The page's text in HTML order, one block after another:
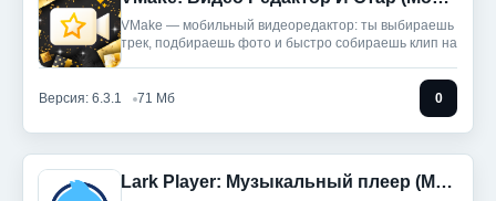
VMake — мобильный видеоредактор: ты выбираешь
трек, подбираешь фото и быстро собираешь клип на
Версия: 6.3.1 71 Мб 0
Lark Player: Музыкальный плеер (Мод, Unlocked)